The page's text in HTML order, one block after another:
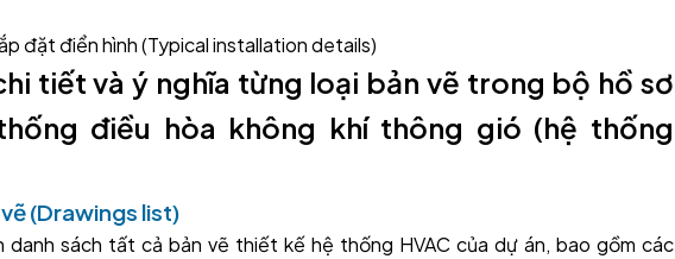
đặt điển hình (Typical installation details)
tiết và ý nghĩa từng loại bản vẽ trong bộ hồ sơ
điều hòa không khí thông gió (hệ thống
(Drawings list)
danh sách tất cả bản vẽ thiết kế hệ thống HVAC của dự án, bao gồm các